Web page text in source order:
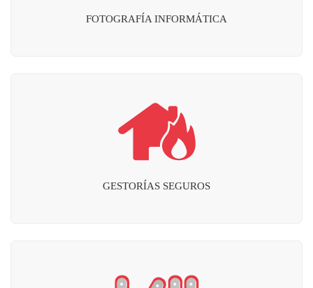
FOTOGRAFÍA INFORMÁTICA
GESTORÍAS SEGUROS